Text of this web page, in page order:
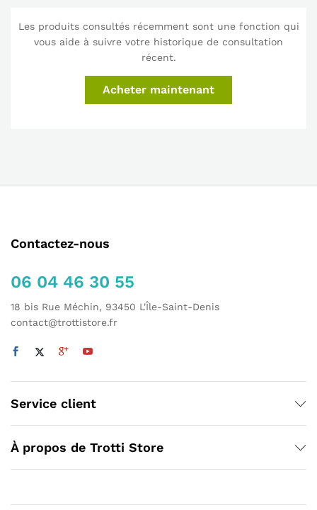
Les produits consultés récemment sont une fonction qui
vous aide à suivre votre historique de consultation
récent.
Acheter maintenant
Contactez-nous
06 04 46 30 55
18 bis Rue Méchin, 93450 L'Île-Saint-Denis
contact@trottistore.fr
Service client
À propos de Trotti Store